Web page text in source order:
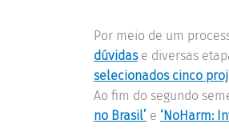
Por meio de um
dúvidase diversas
selecionados cinco
Ao fim do segundo
no Brasil’ e ‘NoHarm: